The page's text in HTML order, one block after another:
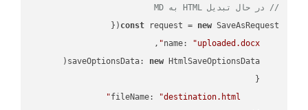
// در حال تبدیل HTML به MD
const request = new
name: "uploaded.docx"
saveOptionsData: new
fileName:
"destination.html"